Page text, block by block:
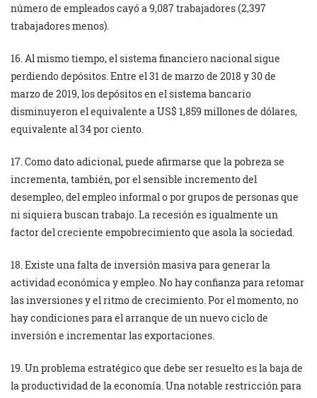
número de empleados cayó a 9,087 trabajadores (2,397
trabajadores menos).
16. Al mismo tiempo, el sistema financiero nacional sigue
perdiendo depósitos. Entre el 31 de marzo de 2018 y 30 de
marzo de 2019, los depósitos en el sistema bancario
disminuyeron el equivalente a US$ 1,859 millones de dólares,
equivalente al 34 por ciento.
17. Como dato adicional, puede afirmarse que la pobreza se
incrementa, también, por el sensible incremento del
desempleo, del empleo informal o por grupos de personas que
ni siquiera buscan trabajo. La recesión es igualmente un
factor del creciente empobrecimiento que asola la sociedad.
18. Existe una falta de inversión masiva para generar la
actividad económica y empleo. No hay confianza para retomar
las inversiones y el ritmo de crecimiento. Por el momento, no
hay condiciones para el arranque de un nuevo ciclo de
inversión e incrementar las exportaciones.
19. Un problema estratégico que debe ser resuelto es la baja de
la productividad de la economía. Una notable restricción para